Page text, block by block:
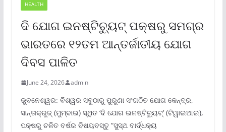
HEALTH
ଦି ଯୋଗ ଇନଷ୍ଟିଚ୍ୟୁଟ୍ ପକ୍ଷରୁ ସମଗ୍ର
ଭାରତରେ ୧୨ତମ ଆନ୍ତର୍ଜାତୀୟ ଯୋଗ
ଦିବସ ପାଳିତ
June 24, 2026 admin
ଭୁବନେଶ୍ୱର: ବିଶ୍ୱର ସବୁଠାରୁ ପୁରୁଣା ସଂଗଠିତ ଯୋଗ କେନ୍ଦ୍ର,
ସାନ୍ତାକ୍ରୁଜ୍ (ମୁମ୍ବାଇ) ସ୍ଥିତ ‘ଦି ଯୋଗ ଇନଷ୍ଟିଚ୍ୟୁଟ୍‌’ (ଟିୱାଇଆଇ),
ପକ୍ଷରୁ ଚଳିତ ବର୍ଷର ବିଷୟବସ୍ତୁ “ସୁସ୍ଥ ବାର୍ଦ୍ଧକ୍ୟ